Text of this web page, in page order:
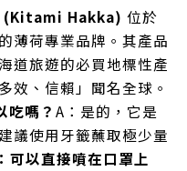
(Kitami Hakka) 位於
薄荷專業品牌。其產品
道旅遊的必買地標性產
效、信賴」聞名全球。
吃嗎？ A：是的，它是
議使用牙籤蘸取極少量
可以直接噴在口罩上